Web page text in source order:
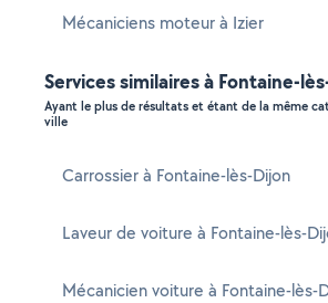
Mécaniciens moteur à Izier
Services similaires à Fontaine-
Ayant le plus de résultats et étant de la même
ville
Carrossier à Fontaine-lès-Dijon
Laveur de voiture à Fontaine-lès-
Mécanicien voiture à Fontaine-lès-